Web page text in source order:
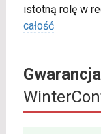
istotną rolę w
całość
Gwarancja